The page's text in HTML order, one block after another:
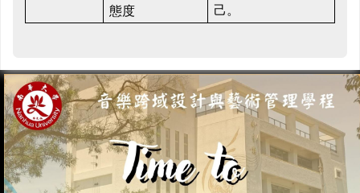
態度
己。